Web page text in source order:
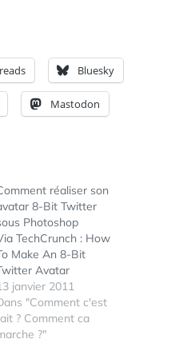
Bluesky
Mastodon
réaliser son
8-Bit Twitter
Photoshop
TechCrunch : How
Make An 8-Bit
Avatar
janvier 2011
"Comment c'est
? Comment ca
?"